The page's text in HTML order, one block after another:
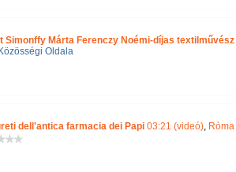
Simonffy Márta Ferenczy Noémi-díjas textilművész
Oldala
dell'antica farmacia dei Papi 03:21 (videó),